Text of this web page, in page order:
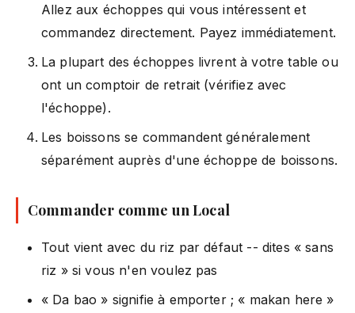
Allez aux échoppes qui vous intéressent et
commandez directement. Payez immédiatement.
La plupart des échoppes livrent à votre table ou
ont un comptoir de retrait (vérifiez avec
l'échoppe).
Les boissons se commandent généralement
séparément auprès d'une échoppe de boissons.
Commander comme un Local
Tout vient avec du riz par défaut -- dites « sans
riz » si vous n'en voulez pas
« Da bao » signifie à emporter ; « makan here »